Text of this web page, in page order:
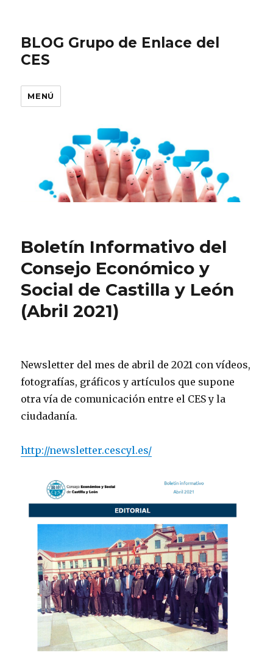
BLOG Grupo de Enlace del
CES
MENÚ
Boletín Informativo del
Consejo Económico y
Social de Castilla y León
(Abril 2021)
Newsletter del mes de abril de 2021 con vídeos,
fotografías, gráficos y artículos que supone
otra vía de comunicación entre el CES y la
ciudadanía.
http://newsletter.cescyl.es/